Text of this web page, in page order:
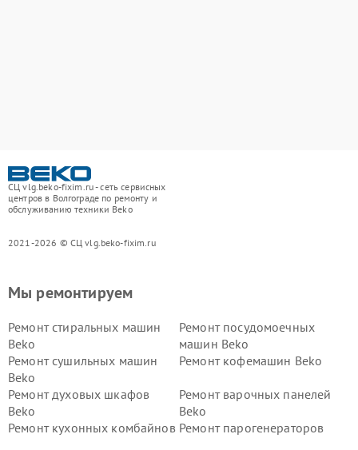
СЦ vlg.beko-fixim.ru - сеть сервисных
центров в Волгограде по ремонту и
обслуживанию техники Beko
2021-2026 © СЦ vlg.beko-fixim.ru
Мы ремонтируем
Ремонт стиральных машин
Beko
Ремонт посудомоечных
машин Beko
Ремонт сушильных машин
Beko
Ремонт кофемашин Beko
Ремонт духовых шкафов
Beko
Ремонт варочных панелей
Beko
Ремонт кухонных комбайнов Ремонт парогенераторов